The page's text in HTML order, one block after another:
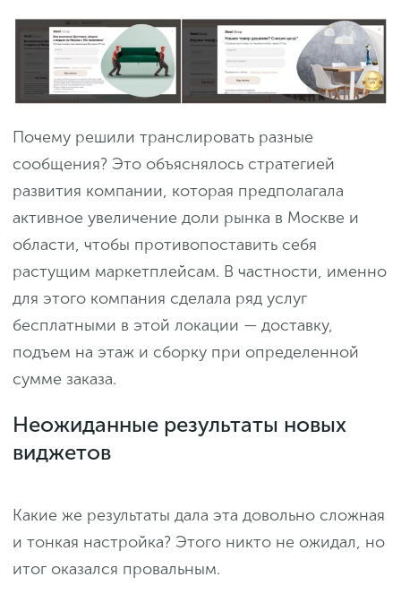
Почему решили транслировать разные
сообщения? Это объяснялось стратегией
развития компании, которая предполагала
активное увеличение доли рынка в Москве и
области, чтобы противопоставить себя
растущим маркетплейсам. В частности, именно
для этого компания сделала ряд услуг
бесплатными в этой локации — доставку,
подъем на этаж и сборку при определенной
сумме заказа.
Неожиданные результаты новых
виджетов
Какие же результаты дала эта довольно сложная
и тонкая настройка? Этого никто не ожидал, но
итог оказался провальным.